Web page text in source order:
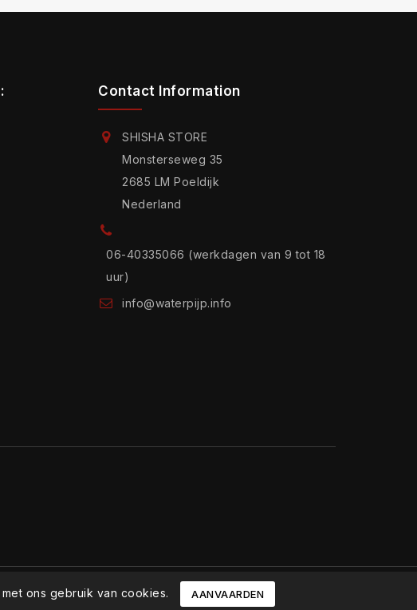
Contact Information
SHISHA STORE
Monsterseweg 35
2685 LM Poeldijk
Nederland
06-40335066 (werkdagen van 9 tot 18
uur)
info@waterpijp.info
ons gebruik van cookies. AANVAARDEN